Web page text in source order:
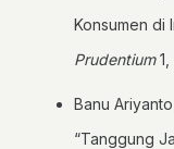
Konsumen di
Prudentium1,
Banu
“Tanggung